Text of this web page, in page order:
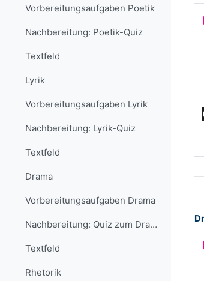
Vorbereitungsaufgaben Poetik
Nachbereitung: Poetik-Quiz
Textfeld
Lyrik
Vorbereitungsaufgaben Lyrik
Nachbereitung: Lyrik-Quiz
Textfeld
Drama
Vorbereitungsaufgaben Drama
Nachbereitung: Quiz zum Drama
Textfeld
Rhetorik